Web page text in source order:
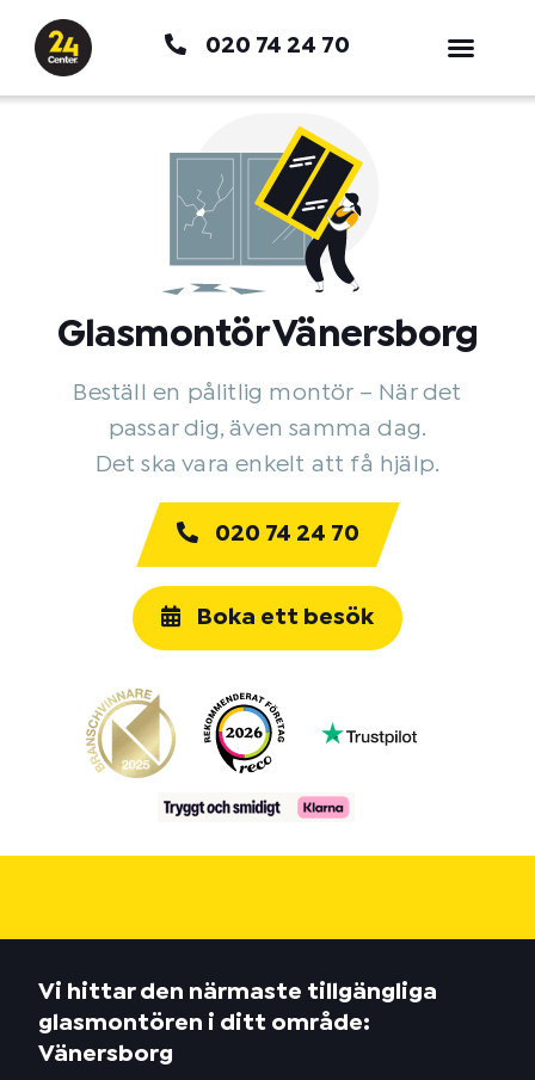
innehåll
020 74 24 70
Glasmontör Vänersborg
Beställ en pålitlig montör – När det
passar dig, även samma dag.
Det ska vara enkelt att få hjälp.
020 74 24 70
Boka ett besök
Vi hittar den närmaste tillgängliga
glasmontören i ditt område:
Vänersborg